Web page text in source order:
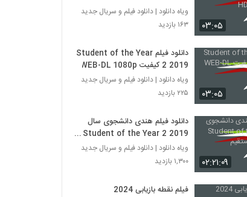
۰۳:۰۵
کیفیت HD
ویاه دانلود | دانلود فیلم و سریال جدید
۱۶۳ بازدید
۰۳:۰۵
دانلود فیلم Student of the Year
2 2019 کیفیت WEB-DL 1080p
ویاه دانلود | دانلود فیلم و سریال جدید
۲۲۵ بازدید
۰۲:۲۱:۰۹
دانلود فیلم هندی دانشجوی سال
Student of the Year 2 2019 با
لینک مستقیم
ویاه دانلود | دانلود فیلم و سریال جدید
۱,۳۰۰ بازدید
فیلم نقطه بازیابی 2024